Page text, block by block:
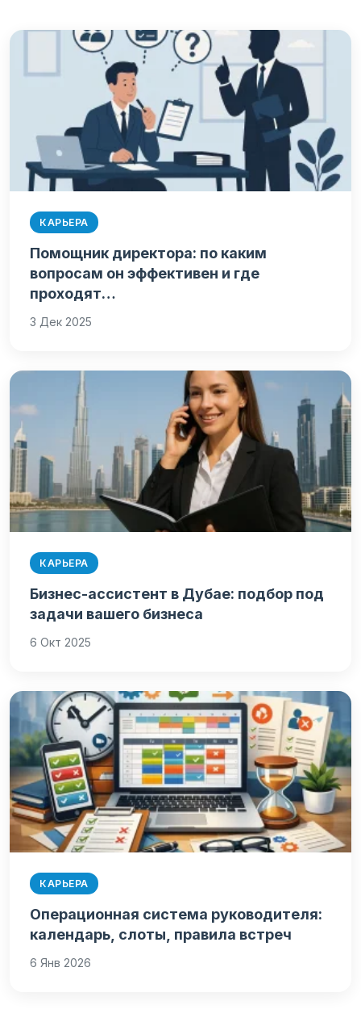
КАРЬЕРА
Помощник директора: по каким
вопросам он эффективен и где
проходят…
3 Дек 2025
КАРЬЕРА
Бизнес-ассистент в Дубае: подбор под
задачи вашего бизнеса
6 Окт 2025
КАРЬЕРА
Операционная система руководителя:
календарь, слоты, правила встреч
6 Янв 2026